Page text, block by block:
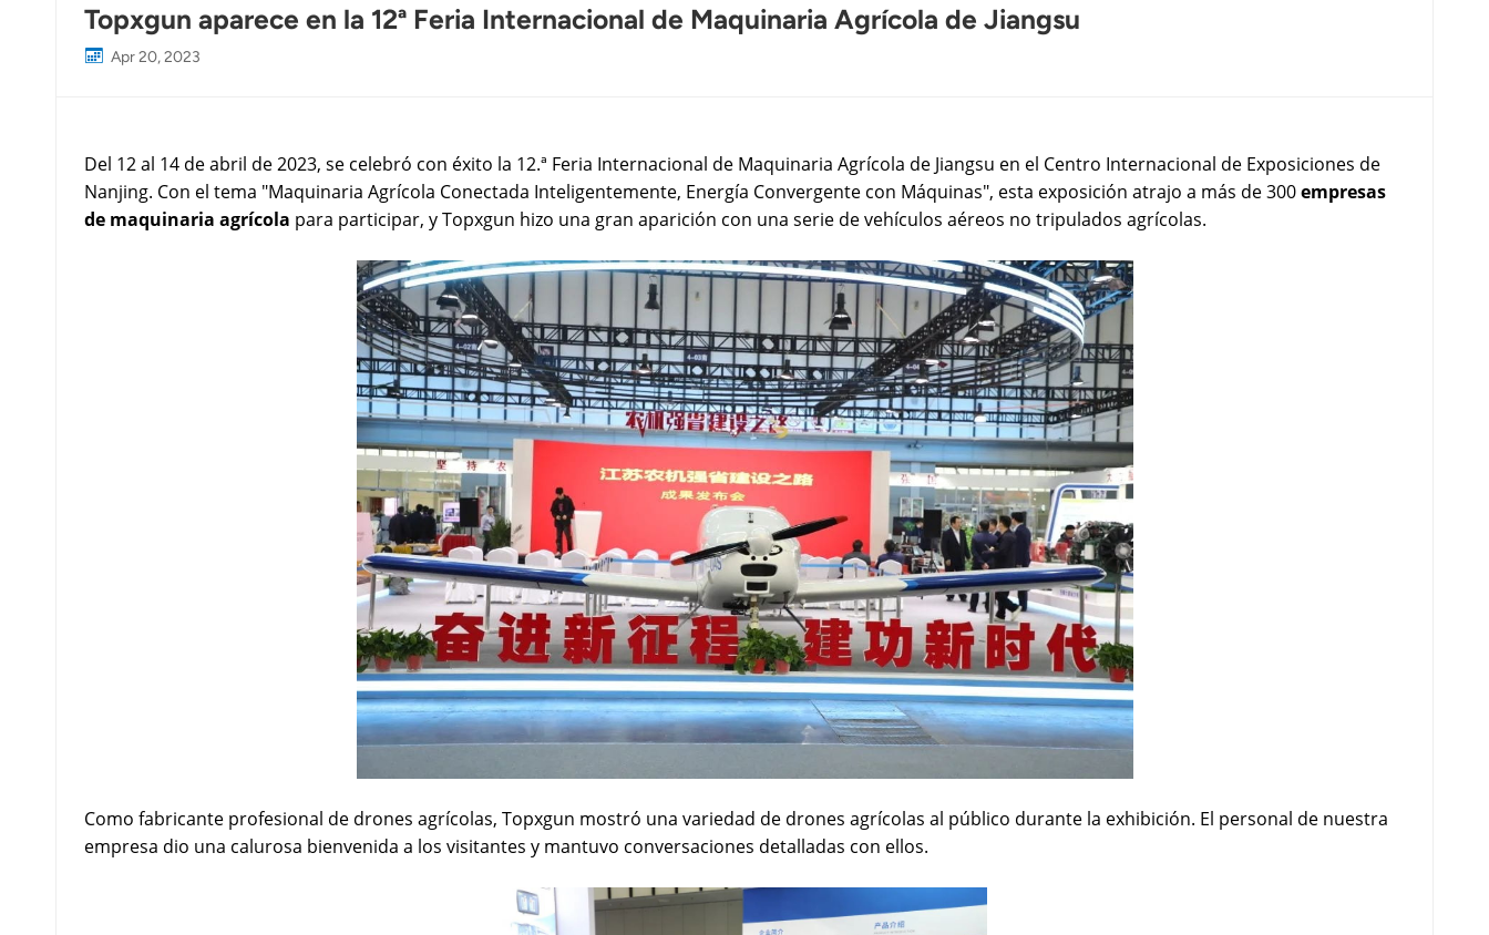
Topxgun aparece en la 12ª Feria Internacional de Maquinaria Agrícola de Jiangsu
Apr 20, 2023
Del 12 al 14 de abril de 2023, se celebró con éxito la 12.ª Feria Internacional de Maquinaria Agrícola de Jiangsu en el Centro Internacional de Exposiciones de
Nanjing. Con el tema "Maquinaria Agrícola Conectada Inteligentemente, Energía Convergente con Máquinas", esta exposición atrajo a más de 300empresas
de maquinaria agrícola para participar, y Topxgun hizo una gran aparición con una serie de vehículos aéreos no tripulados agrícolas.
Como fabricante profesional de drones agrícolas, Topxgun mostró una variedad de drones agrícolas al público durante la exhibición. El personal de nuestra
empresa dio una calurosa bienvenida a los visitantes y mantuvo conversaciones detalladas con ellos.